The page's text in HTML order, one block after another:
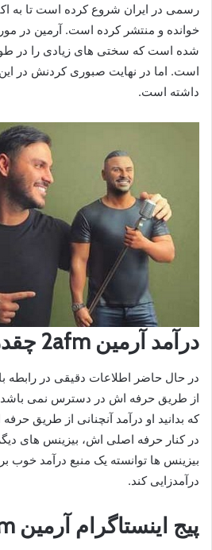
رسمی در ایران شروع کرده است تا به
خوانده و منتشر کرده است. آرمین در
شده است که سختی‌ های زیادی را در
است. اما در نهایت صبوری کردنش در این
داشته است.
درآمد آرمین 2afm چقدر است؟
در حال حاضر اطلاعات دقیقی در رابطه با
از طریق حرفه اش در دسترس نمی باشد.
که بدانید او درآمد آنچنانی از طریق
در کنار حرفه اصلی اش، بیزینس های
بیزینس ها توانسته یک منبع درآمد خوب
درآمدزایی کند.
پیج اینستاگرام آرمین 2afm چیست؟